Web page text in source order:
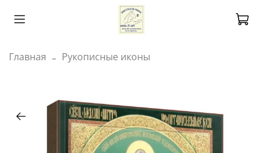
Главная Рукописные иконы